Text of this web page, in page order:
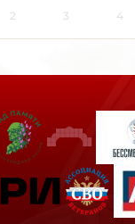
2 3 4